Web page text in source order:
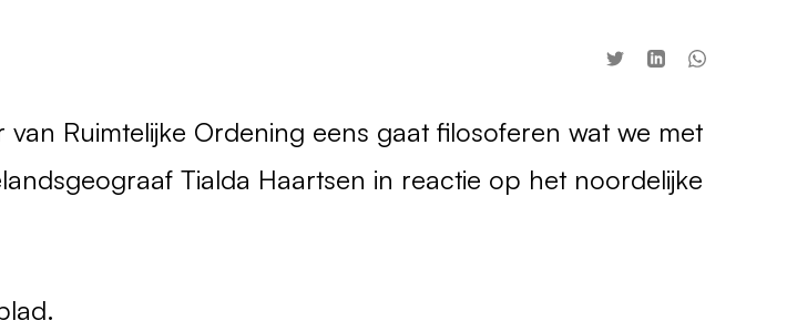
Ruimtelijke Ordening eens gaat filosoferen wat we met
Tialda Haartsen in reactie op het noordelijke